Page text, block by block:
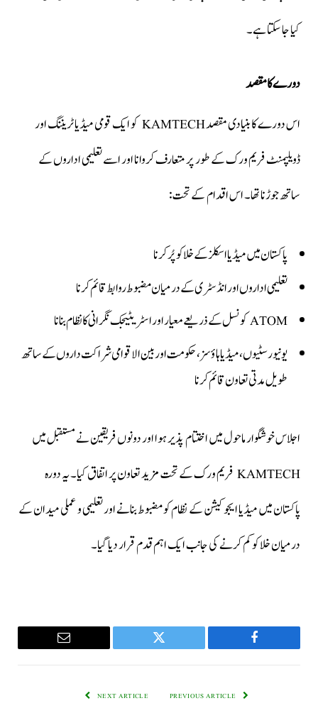
کیا جا سکتا ہے۔
دورے کا مقصد
اس دورے کا بنیادی مقصد KAMTECH کو ایک قومی میڈیا ٹریننگ اور
ڈویلپمنٹ فریم ورک کے طور پر متعارف کروانا اور اسے تعلیمی اداروں کے
ساتھ جوڑنا تھا۔ اس اقدام کے تحت:
پاکستان میں میڈیا اسکلز کے خلا کو پُر کرنا
تعلیمی اداروں اور انڈسٹری کے درمیان مضبوط روابط قائم کرنا
ATOM کونسل کے ذریعے معیار اور اسٹریٹیجک نگرانی کا نظام بنانا
یونیورسٹیوں، میڈیا ہاؤسز، حکومت اور بین الاقوامی شراکت داروں کے ساتھ
طویل مدتی تعاون قائم کرنا
اجلاس خوشگوار ماحول میں اختتام پذیر ہوا اور دونوں فریقین نے مستقبل میں
KAMTECH فریم ورک کے تحت مزید تعاون پر اتفاق کیا۔ یہ دورہ
پاکستان میں میڈیا ایجوکیشن کے نظام کو مضبوط بنانے اور تعلیمی و عملی میدان کے
درمیان خلا کو کم کرنے کی جانب ایک اہم قدم قرار دیا گیا۔
Facebook
Twitter
Email
NEXT ARTICLE